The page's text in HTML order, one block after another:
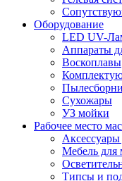
Оборудование
LED UV-
Аппараты
Воскоплавы
Сухожары
УЗ мойки
Рабочее место
Аксессуары
Мебель для
Типсы и